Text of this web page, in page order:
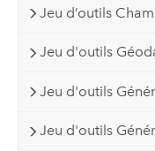
Jeu d’outils
Jeu d'outils
Jeu d'outils
Jeu d'outils